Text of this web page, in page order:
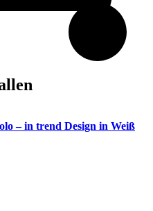
– in trend Design in Weiß